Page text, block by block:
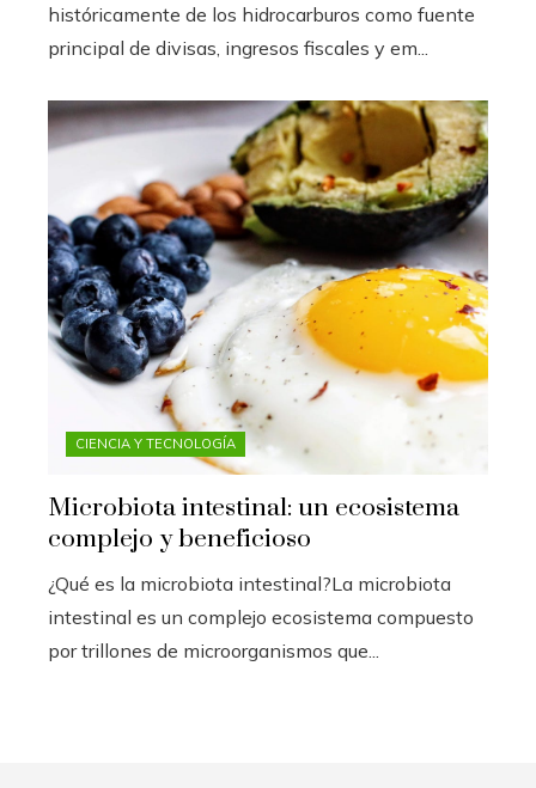
históricamente de los hidrocarburos como fuente
principal de divisas, ingresos fiscales y em...
CIENCIA Y TECNOLOGÍA
Microbiota intestinal: un ecosistema
complejo y beneficioso
¿Qué es la microbiota intestinal?La microbiota
intestinal es un complejo ecosistema compuesto
por trillones de microorganismos que...